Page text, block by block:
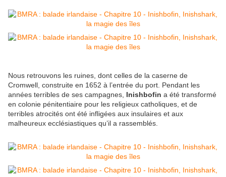
Nous retrouvons les ruines, dont celles de la caserne de
Cromwell, construite en 1652 à l’entrée du port. Pendant les
années terribles de ses campagnes, Inishbofin a été transformé
en colonie pénitentiaire pour les religieux catholiques, et de
terribles atrocités ont été infligées aux insulaires et aux
malheureux ecclésiastiques qu’il a rassemblés.